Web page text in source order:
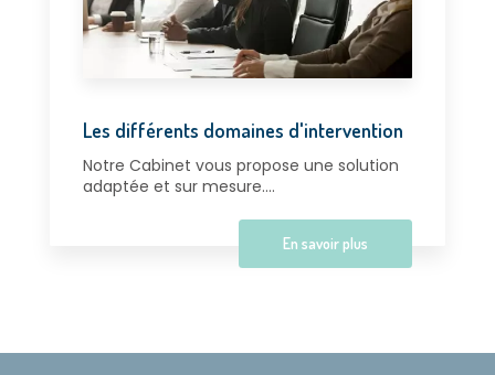
Les différents domaines d'intervention
Notre Cabinet vous propose une solution
adaptée et sur mesure....
En savoir plus